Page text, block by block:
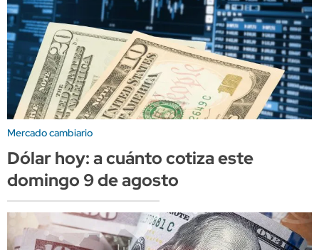
Mercado cambiario
Dólar hoy: a cuánto cotiza este
domingo 9 de agosto